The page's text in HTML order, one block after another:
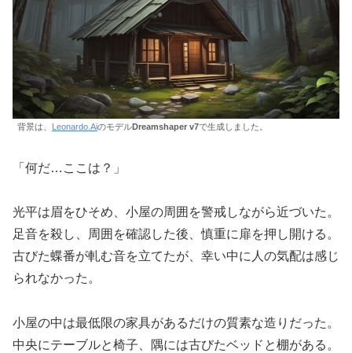
背景は、 Leonardo.AiのモデルDreamshaper v7で生成しました。
「何だ…ここは？」
光平は眉をひそめ、小屋の周囲を警戒しながら近づいた。
足音を殺し、周囲を確認した後、慎重に扉を押し開ける。
古びた蝶番が軋む音を立てたが、幸い中に人の気配は感じ
られなかった。
小屋の中は最低限の家具があるだけの質素な造りだった。
中央にテーブルと椅子、隅には古びたベッドと棚がある。